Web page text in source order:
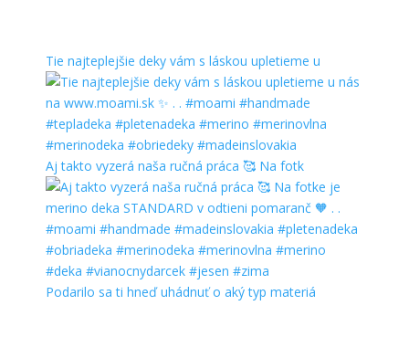
Tie najteplejšie deky vám s láskou upletieme u
Aj takto vyzerá naša ručná práca 🥰 Na fotk
Podarilo sa ti hneď uhádnuť o aký typ materiá